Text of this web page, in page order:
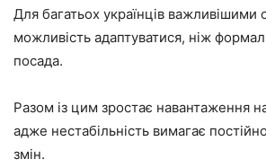
Для багатьох українців важливішими
можливість адаптуватися, ніж
посада.
Разом із цим зростає навантаження
адже нестабільність вимагає
змін.